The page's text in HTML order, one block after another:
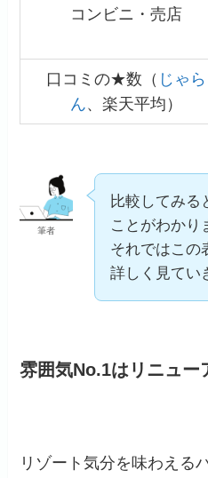
コンビニ・売店
口コミの★数（ じゃら
ん、楽天平均）
筆者
比較してみる
ことがわかり
それではこの
詳しく見てい
雰囲気No.1はリニュー
リゾート気分を味わえる